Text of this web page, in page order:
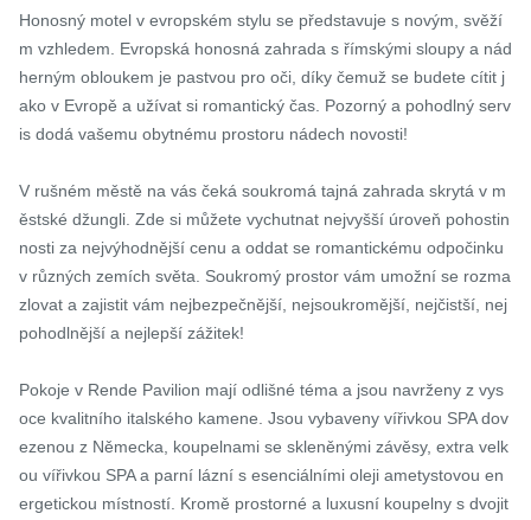
Honosný motel v evropském stylu se představuje s novým, svěží
m vzhledem. Evropská honosná zahrada s římskými sloupy a nád
herným obloukem je pastvou pro oči, díky čemuž se budete cítit j
ako v Evropě a užívat si romantický čas. Pozorný a pohodlný serv
is dodá vašemu obytnému prostoru nádech novosti!
V rušném městě na vás čeká soukromá tajná zahrada skrytá v m
ěstské džungli. Zde si můžete vychutnat nejvyšší úroveň pohostin
nosti za nejvýhodnější cenu a oddat se romantickému odpočinku
v různých zemích světa. Soukromý prostor vám umožní se rozma
zlovat a zajistit vám nejbezpečnější, nejsoukromější, nejčistší, nej
pohodlnější a nejlepší zážitek!
Pokoje v Rende Pavilion mají odlišné téma a jsou navrženy z vys
oce kvalitního italského kamene. Jsou vybaveny vířivkou SPA dov
ezenou z Německa, koupelnami se skleněnými závěsy, extra velk
ou vířivkou SPA a parní lázní s esenciálními oleji ametystovou en
ergetickou místností. Kromě prostorné a luxusní koupelny s dvojit